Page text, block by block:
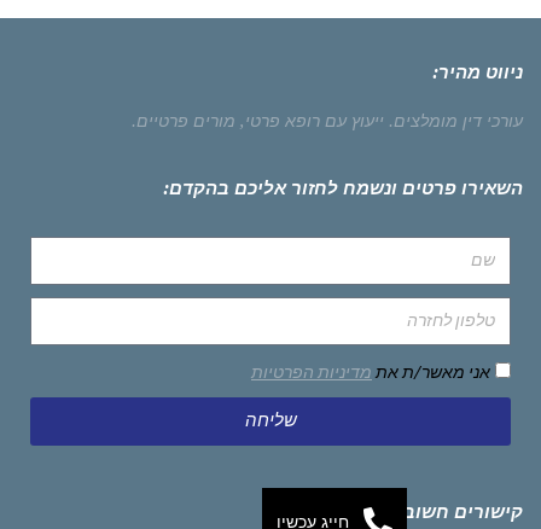
ניווט מהיר:
עורכי דין מומלצים. ייעוץ עם רופא פרטי, מורים פרטיים.
השאירו פרטים ונשמח לחזור אליכם בהקדם:
אני מאשר/ת את מדיניות הפרטיות
שליחה
קישורים חשובים חייג עכשיו